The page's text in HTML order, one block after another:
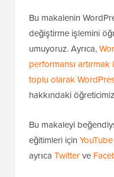
Bu makalenin
değiştirme işlemini
umuyoruz. Ayrıca,
performansı artırmak
toplu olarak
hakkındaki
Bu makaleyi
eğitimleri için YouTube
ayrıca Twitterve